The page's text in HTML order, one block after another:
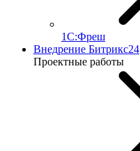
1С:Фреш
Внедрение Битрикс24
Проектные работы